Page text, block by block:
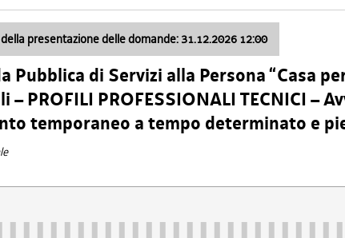
presentazione delle domande: 31.12.2026 12:00
Pubblica di Servizi alla Persona “Casa
– PROFILI PROFESSIONALI TECNICI –
temporaneo a tempo determinato e